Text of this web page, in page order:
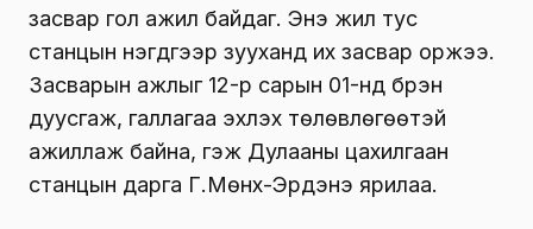
засвар гол ажил байдаг. Энэ жил тус
станцын нэгдүгээр зууханд их засвар оржээ.
Засварын ажлыг 12-р сарын 01-нд бүрэн
дуусгаж, галлагаа эхлэх төлөвлөгөөтэй
ажиллаж байна, гэж Дулааны цахилгаан
станцын дарга Г.Мөнх-Эрдэнэ ярилаа.